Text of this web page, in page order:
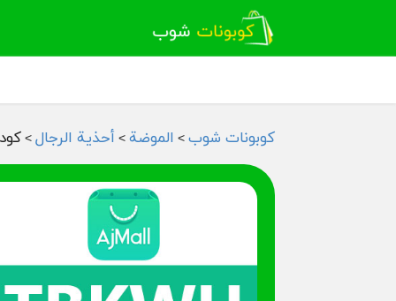
كوبونات شوب > الموضة > أحذية الرجال >